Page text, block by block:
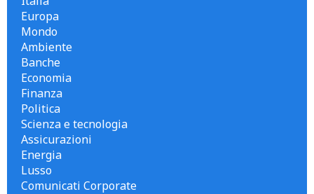
Europa
Mondo
Ambiente
Banche
Economia
Finanza
Politica
Scienza e tecnologia
Assicurazioni
Energia
Lusso
Comunicati Corporate